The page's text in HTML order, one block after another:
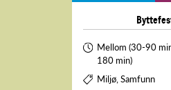
Mellom (30-90
180 min)
Miljø, Samfunn